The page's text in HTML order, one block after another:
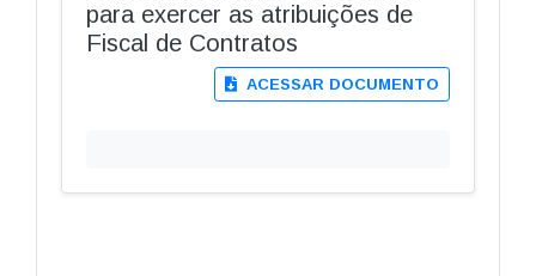
para exercer as atribuições de
Fiscal de Contratos
ACESSAR DOCUMENTO